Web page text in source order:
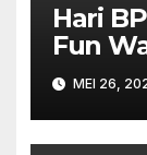
Hari
Fun
MEI 26,